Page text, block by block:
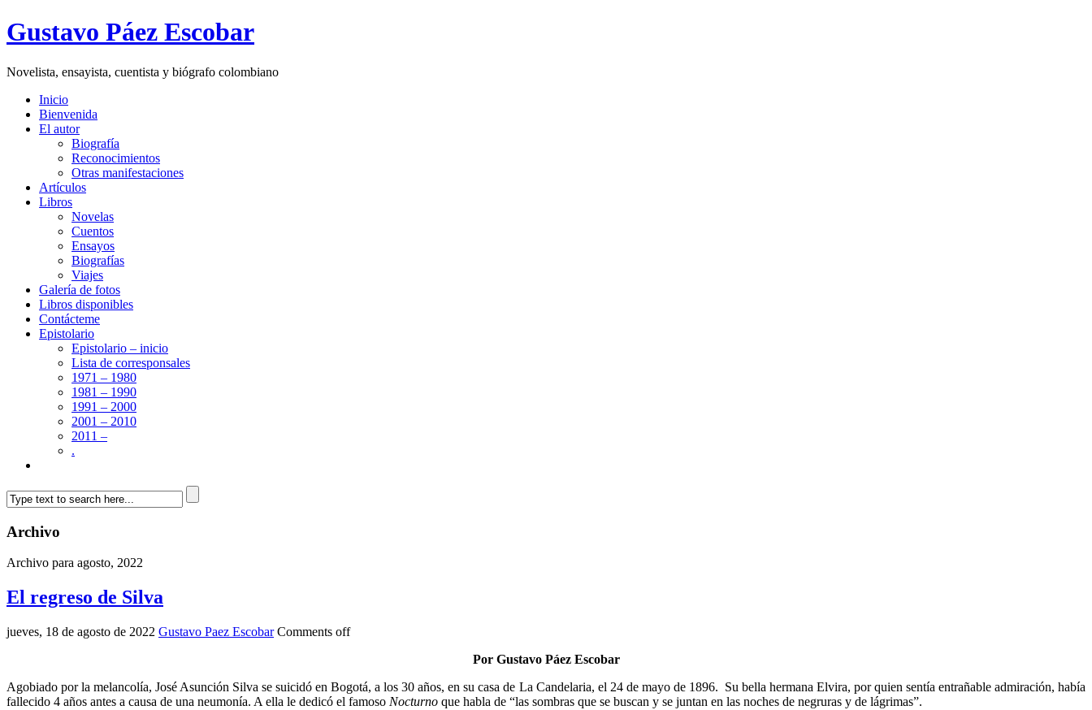
Gustavo Páez Escobar
Novelista, ensayista, cuentista y biógrafo colombiano
Inicio
Bienvenida
El autor
Biografía
Reconocimientos
Otras manifestaciones
Artículos
Libros
Novelas
Cuentos
Ensayos
Biografías
Viajes
Galería de fotos
Libros disponibles
Contácteme
Epistolario
Epistolario – inicio
Lista de corresponsales
1971 – 1980
1981 – 1990
1991 – 2000
2001 – 2010
2011 –
.
Archivo
Archivo para agosto, 2022
El regreso de Silva
jueves, 18 de agosto de 2022 Gustavo Paez Escobar Comments off
Por Gustavo Páez Escobar
Agobiado por la melancolía, José Asunción Silva se suicidó en Bogotá, a los 30 años, en su casa de La Candelaria, el 24 de mayo de 1896. Su bella hermana Elvira, por quien sentía entrañable admiración, había
fallecido 4 años antes a causa de una neumonía. A ella le dedicó el famoso Nocturno que habla de “las sombras que se buscan y se juntan en las noches de negruras y de lágrimas”.